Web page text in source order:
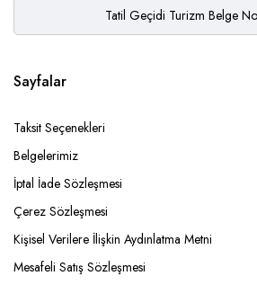
Tatil Geçidi Turizm Belge
Sayfalar
Taksit Seçenekleri
Belgelerimiz
İptal İade Sözleşmesi
Çerez Sözleşmesi
Kişisel Verilere İlişkin Aydınlatma Metni
Mesafeli Satış Sözleşmesi